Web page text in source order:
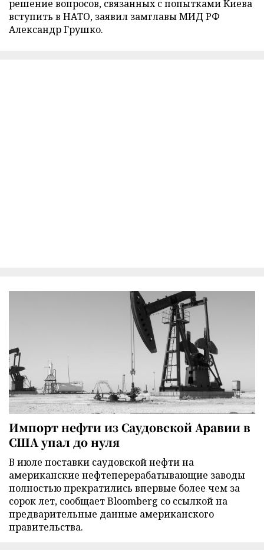
решение вопросов, связанных с попытками Киева
вступить в НАТО, заявил замглавы МИД РФ
Александр Грушко.
Импорт нефти из Саудовской Аравии в
США упал до нуля
В июле поставки саудовской нефти на
американские нефтеперерабатывающие заводы
полностью прекратились впервые более чем за
сорок лет, сообщает Bloomberg со ссылкой на
предварительные данные американского
правительства.